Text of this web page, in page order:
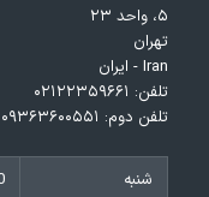
۵، واحد ۲۳
تهران
Iran - ایران
تلفن: ۰۲۱۲۲۳۵۹۶۶۱
تلفن دوم: ۰۹۳۶۳۶۰۰۵۵۱
شنبه